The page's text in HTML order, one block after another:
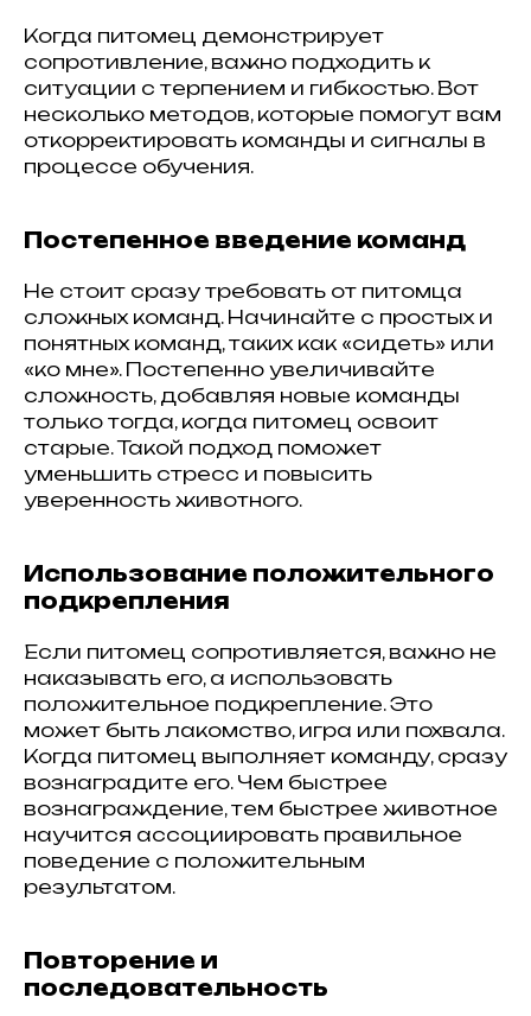
Когда питомец демонстрирует
сопротивление, важно подходить к
ситуации с терпением и гибкостью. Вот
несколько методов, которые помогут вам
откорректировать команды и сигналы в
процессе обучения.
Постепенное введение команд
Не стоит сразу требовать от питомца
сложных команд. Начинайте с простых и
понятных команд, таких как «сидеть» или
«ко мне». Постепенно увеличивайте
сложность, добавляя новые команды
только тогда, когда питомец освоит
старые. Такой подход поможет
уменьшить стресс и повысить
уверенность животного.
Использование положительного
подкрепления
Если питомец сопротивляется, важно не
наказывать его, а использовать
положительное подкрепление. Это
может быть лакомство, игра или похвала.
Когда питомец выполняет команду, сразу
вознаградите его. Чем быстрее
вознаграждение, тем быстрее животное
научится ассоциировать правильное
поведение с положительным
результатом.
Повторение и
последовательность